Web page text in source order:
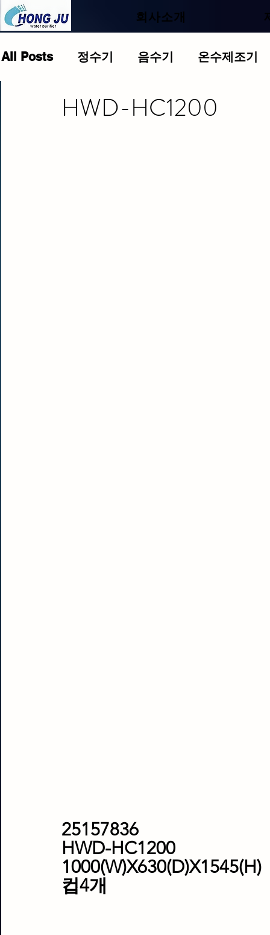
. 회사소개
All Posts 정수기 음수기 온수제조기
HWD-HC1200
25157836
HWD-HC1200
1000(W)X630(D)X1545(H)
컵4개